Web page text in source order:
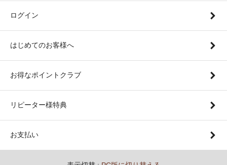
ログイン
はじめてのお客様へ
お得なポイントクラブ
リピーター様特典
お支払い